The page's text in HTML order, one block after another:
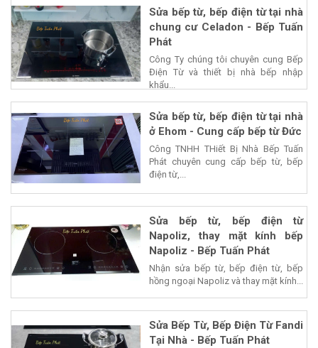
Sửa bếp từ, bếp điện từ tại nhà
chung cư Celadon - Bếp Tuấn
Phát
Công Ty chúng tôi chuyên cung Bếp
Điện Từ và thiết bị nhà bếp nhập
khẩu...
Sửa bếp từ, bếp điện từ tại nhà
ở Ehom - Cung cấp bếp từ Đức
Công TNHH THiết Bị Nhà Bếp Tuấn
Phát chuyên cung cấp bếp từ, bếp
điện từ,...
Sửa bếp từ, bếp điện từ
Napoliz, thay mặt kính bếp
Napoliz - Bếp Tuấn Phát
Nhận sửa bếp từ, bếp điện từ, bếp
hồng ngoại Napoliz và thay mặt kính...
Sửa Bếp Từ, Bếp Điện Từ Fandi
Tại Nhà - Bếp Tuấn Phát